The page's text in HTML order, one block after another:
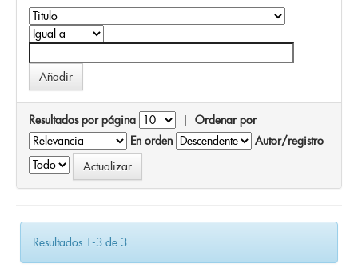
Resultados por página | Ordenar por
En orden
Autor/registro
Resultados 1-3 de 3.